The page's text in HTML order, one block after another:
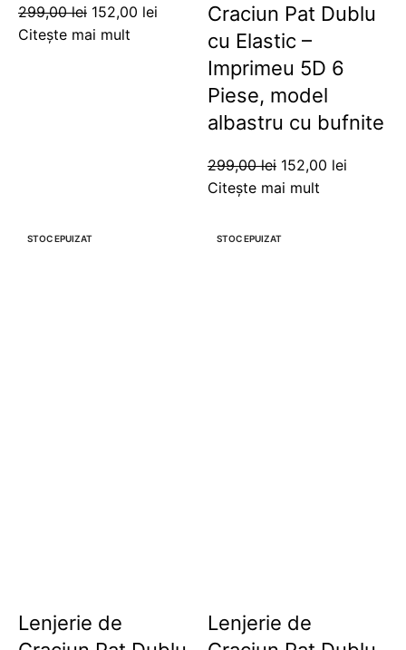
299,00lei 152,00 lei
Citește mai mult
Craciun Pat Dublu
cu Elastic –
Imprimeu 5D 6
Piese, model
albastru cu bufnite
299,00lei 152,00 lei
Citește mai mult
STOC EPUIZAT
Lenjerie de
STOC EPUIZAT
Lenjerie de